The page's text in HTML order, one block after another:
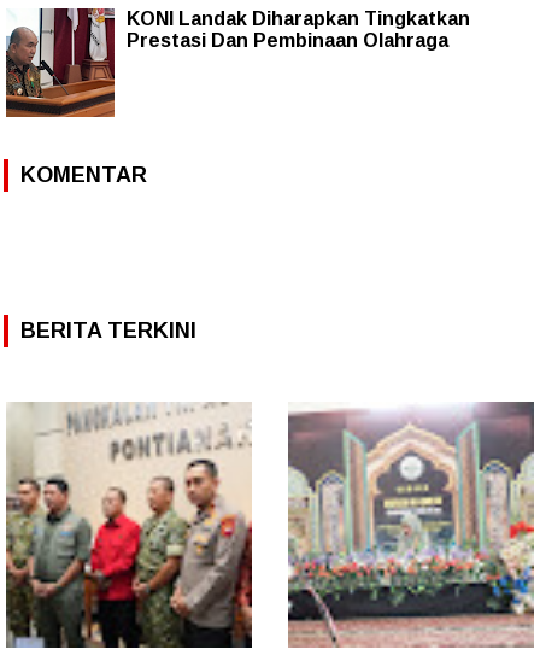
KONI Landak Diharapkan Tingkatkan
Prestasi Dan Pembinaan Olahraga
KOMENTAR
BERITA TERKINI